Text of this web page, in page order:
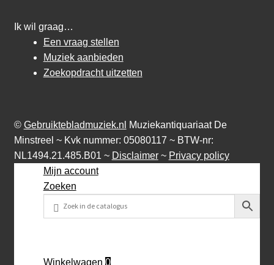
Ik wil graag…
Een vraag stellen
Muziek aanbieden
Zoekopdracht uitzetten
© Gebruiktebladmuziek.nl
Muziekantiquariaat De
Minstreel ~ Kvk nummer: 05080117 ~ BTW-nr:
NL1494.21.485.B01 ~ Disclaimer~ Privacy policy
Mijn account
Zoeken
Winkelwagen 0